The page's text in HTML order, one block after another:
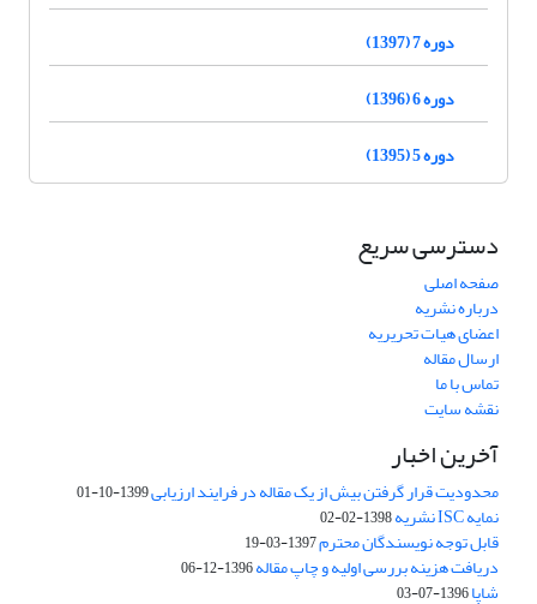
دوره 7 (1397)
دوره 6 (1396)
دوره 5 (1395)
دسترسی سریع
صفحه اصلی
درباره نشریه
اعضای هیات تحریریه
ارسال مقاله
تماس با ما
نقشه سایت
آخرین اخبار
محدودیت قرار گرفتن بیش از یک مقاله در فرایند ارزیابی1399-10-01
نمایه ISC نشریه 1398-02-02
قابل توجه نویسندگان محترم1397-03-19
دریافت هزینه بررسی اولیه و چاپ مقاله1396-12-06
شاپا1396-07-03